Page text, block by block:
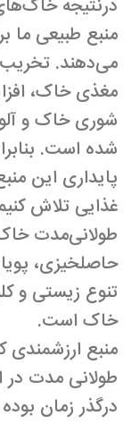
درنتیجه
منبع طبیعی ما
می‌دهند. تخریب
مغذی خاک،
شوری خاک و
شده است.
پایداری این
غذایی تلاش
طولانی‌مدت
حاصلخیزی،
تنوع زیستی و
خاک است.
منبع
طولانی مدت
درگذر زمان